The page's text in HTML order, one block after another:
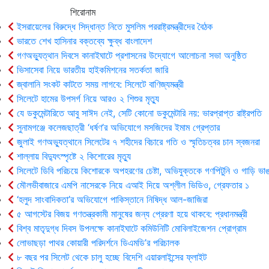
শিরোনাম
ইসরায়েলের বিরুদ্ধে সিদ্ধান্ত নিতে মুসলিম পররাষ্ট্রমন্ত্রীদের বৈঠক
ভারতে শেখ হাসিনার বক্তব্যে ক্ষুব্ধ বাংলাদেশ
গণঅভ্যুত্থান দিবসে কানাইঘাটে প্রশাসনের উদ্যোগে আলোচনা সভা অনুষ্ঠিত
ভিসাসেবা নিয়ে ভারতীয় হাইকমিশনের সতর্কতা জারি
জ্বালানি সংকট কাটতে সময় লাগবে: সিলেটে বাণিজ্যমন্ত্রী
সিলেটে হামের উপসর্গ নিয়ে আরও ২ শিশুর মৃত্যু
যে ডকুমেন্টারিতে আবু সাঈদ নেই, সেটি কোনো ডকুমেন্টারি নয়: ভারপ্রাপ্ত রাষ্ট্রপতি
সুনামগঞ্জে কলেজছাত্রী ‘ধর্ষণ’র অভিযোগে মসজিদের ইমাম গ্রেপ্তার
জুলাই গণঅভ্যুত্থানে সিলেটের ৭ শহীদের বিচারে গতি ও স্মৃতিচত্বর চান স্বজনরা
শাল্লায় বিদ্যুৎস্পৃষ্টে ২ কিশোরের মৃত্যু
সিলেটে ডিবি পরিচয়ে কিশোরকে অপহরণের চেষ্টা, অভিযুক্তকে গণপিটুনি ও গাড়ি
মৌলভীবাজারে এমপি নাসেরকে নিয়ে এআই দিয়ে অশ্লীল ভিডিও, গ্রেফতার ১
‘হলুদ সাংবাদিকতা’র অভিযোগে পাকিস্তানে নিষিদ্ধ আল-জাজিরা
৫ আগস্টের বিজয় গণতন্ত্রকামী মানুষের জন্য প্রেরণা হয়ে থাকবে: প্রধানমন্ত্রী
বিশ্ব মাতৃদুগ্ধ দিবস উপলক্ষে কানাইঘাটে কমিউনিটি মোবিলাইজেশন প্রোগ্রাম
লোভাছড়া পাথর কোয়ারী পরিদর্শনে ডিএমডি’র পরিচালক
৮ বছর পর সিলেট থেকে চালু হচ্ছে বিদেশি এয়ারলাইন্সের ফ্লাইট